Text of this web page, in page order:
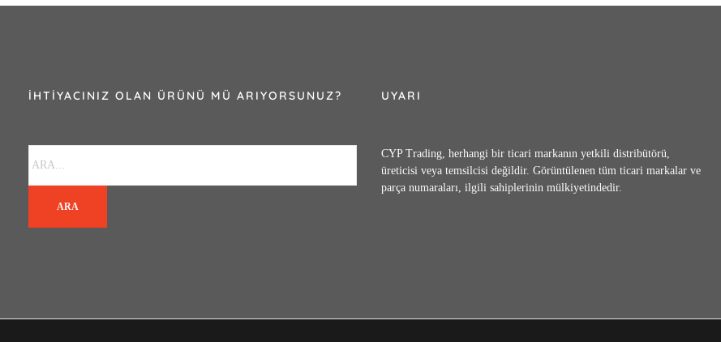
İHTIYACINIZ OLAN ÜRÜNÜ MÜ ARIYORSUNUZ?
ARA
UYARI
CYP Trading, herhangi bir ticari markanın yetkili distribütörü,
üreticisi veya temsilcisi değildir. Görüntülenen tüm ticari markalar ve
parça numaraları, ilgili sahiplerinin mülkiyetindedir.